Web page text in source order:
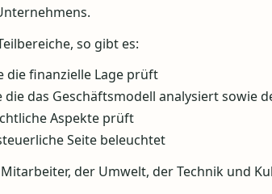
so gibt es:
die finanzielle Lage prüft
die das Geschäftsmodell analysiert sowie
Aspekte prüft
Seite beleuchtet
der Umwelt, der Technik und